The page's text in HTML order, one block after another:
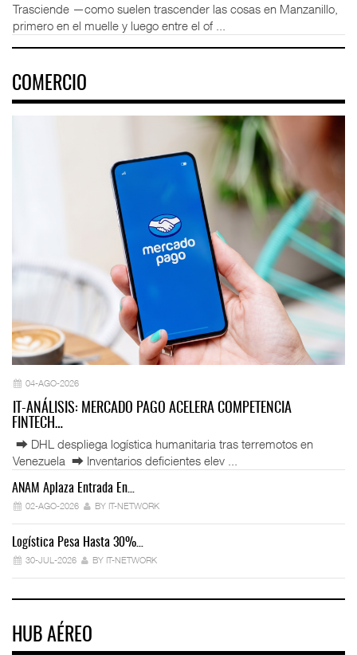
Trasciende —como suelen trascender las cosas en Manzanillo,
primero en el muelle y luego entre el of ...
COMERCIO
04-AGO-2026
IT-ANÁLISIS: MERCADO PAGO ACELERA COMPETENCIA
FINTECH…
⮕ DHL despliega logística humanitaria tras terremotos en
Venezuela ⮕ Inventarios deficientes elev ...
ANAM Aplaza Entrada En…
02-AGO-2026 BY IT-NETWORK
Logística Pesa Hasta 30%…
30-JUL-2026 BY IT-NETWORK
HUB AÉREO